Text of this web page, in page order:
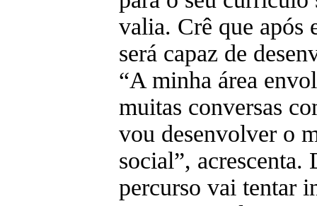
valia. Crê que após
será capaz de
“A minha área
muitas conversas
vou desenvolver o
social”, acrescenta.
percurso vai tentar